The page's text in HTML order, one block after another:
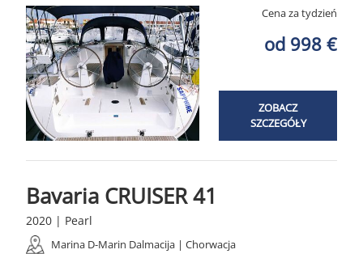
Cena za tydzień
od 998 €
ZOBACZ
SZCZEGÓŁY
Bavaria CRUISER 41
2020 | Pearl
Marina D-Marin Dalmacija | Chorwacja